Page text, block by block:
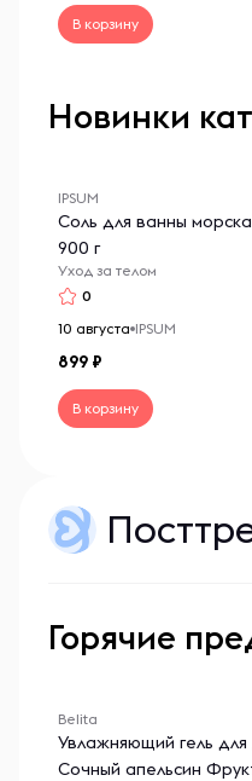
В корзину
Новинки
IPSUM
Соль для ванны
900 г
Уход за телом
0
10 августа IPSUM
899
В корзину
Горячие
Belita
Увлажняющий гель
Сочный апельсин